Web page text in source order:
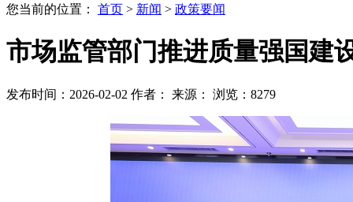
您当前的位置： 首页 > 新闻 > 政策要闻
市场监管部门推进质量强国建
发布时间：2026-02-02 作者： 来源： 浏览：8279